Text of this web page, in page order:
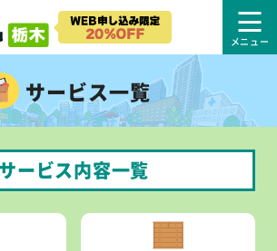
サービス一覧
サービス内容一覧